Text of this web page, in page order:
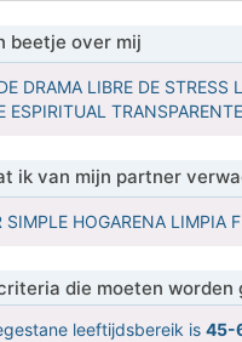
beetje over mij
DRAMA LIBRE DE
ESPIRITUAL
ik van mijn partner
SIMPLE HOGARENA LIMPIA
die moeten worden
leeftijdsbereik is 45-